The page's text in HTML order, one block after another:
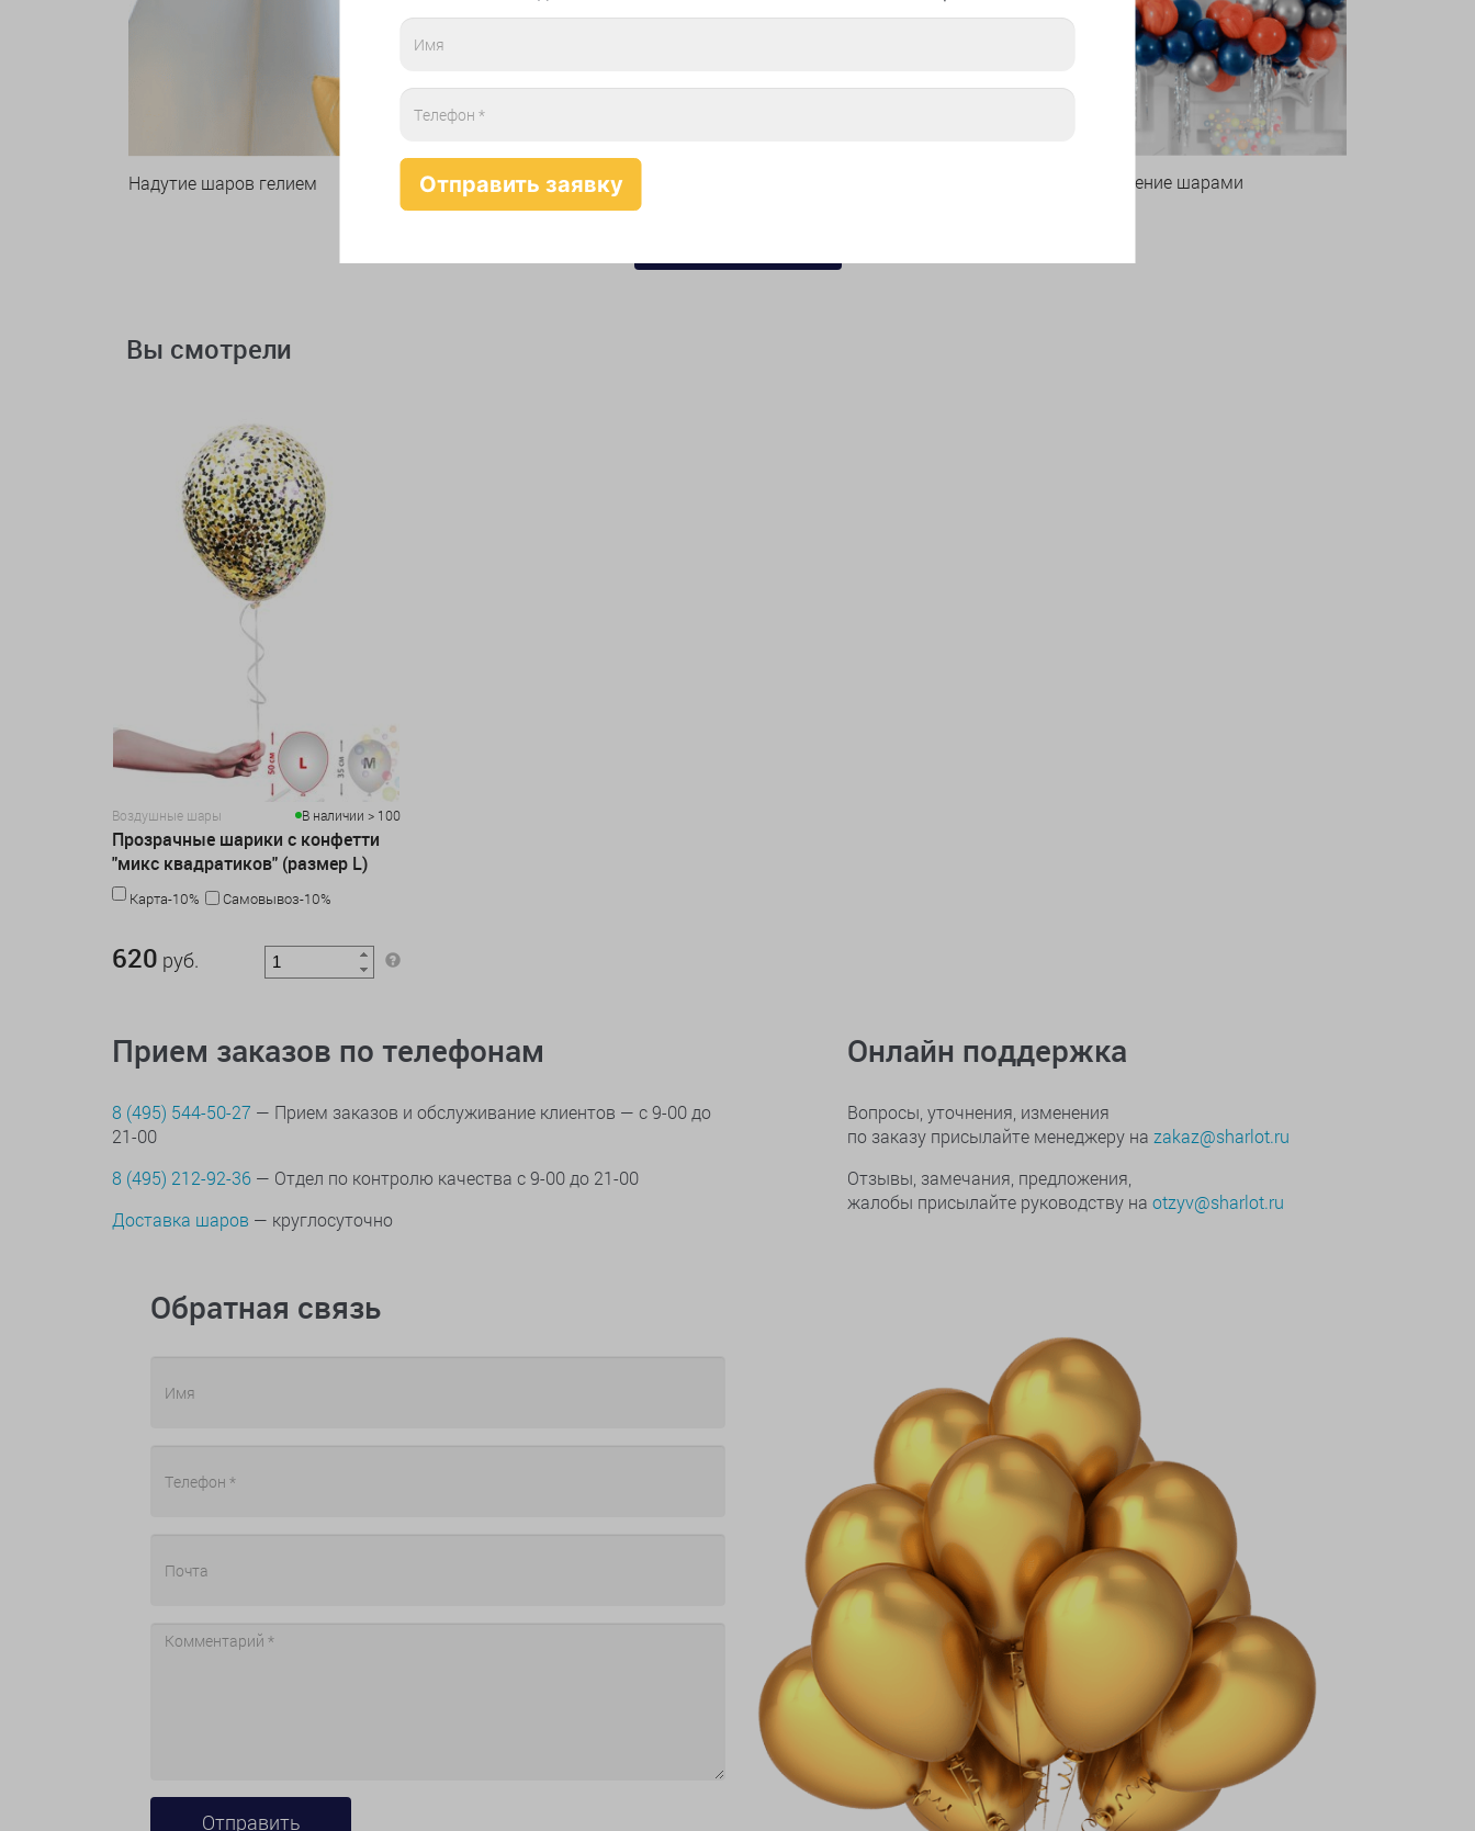
Надутие шаров гелием Оформление шарами
Вы смотрели
Воздушные шары В наличии > 100
Прозрачные шарики с конфетти
"микс квадратиков" (размер L)
Карта-10%
Самовывоз-10%
620 руб.
Прием заказов по телефонам
8 (495) 544-50-27 — Прием заказов и обслуживание клиентов — с 9-00 до
21-00
8 (495) 212-92-36 — Отдел по контролю качества с 9-00 до 21-00
Доставка шаров — круглосуточно
Онлайн поддержка
Вопросы, уточнения, изменения
по заказу присылайте менеджеру на zakaz@sharlot.ru
Отзывы, замечания, предложения,
жалобы присылайте руководству на otzyv@sharlot.ru
Обратная связь